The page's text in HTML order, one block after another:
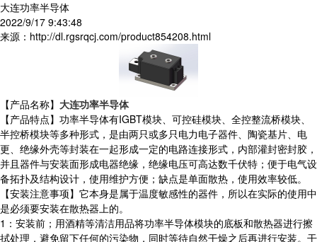
大连功率半导体
2022/9/17 9:43:48
来源：http://dl.rgsrqcj.com/product854208.html
【产品名称】 大连功率半导体
【产品特点】功率半导体有IGBT模块、可控硅模块、全控整流桥模块、
半控桥模块等多种形式，是由两只或多只电力电子器件、陶瓷基片、电
更、绝缘外壳等封装在一起形成一定的电路连接形式，内部灌封密封胶，
并且器件与安装面形成电器绝缘，绝缘电压可高达数千伏特；便于电气设
备拓扑及结构设计，使用维护方便；缺点是单面散热，使用效率较低。
【安装注意事项】它本身是属于温度敏感性的器件，所以在实际的使用中
是必须要安装在散热器上的。
1：安装前；用酒精等清洁用品将功率半导体模块的底板和散热器进行擦
拭处理，避免留下任何的污染物，同时等待自然干燥之后再进行安装。干